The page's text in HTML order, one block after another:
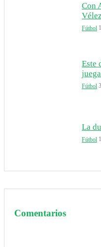
Con
Fútbol
Este
Fútbol
La
Fútbol
Comentarios